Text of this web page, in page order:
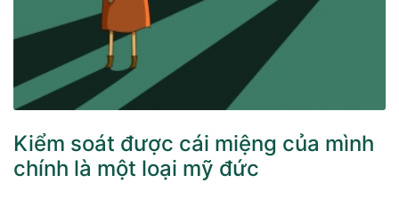
Kiểm soát được cái miệng của mình
chính là một loại mỹ đức